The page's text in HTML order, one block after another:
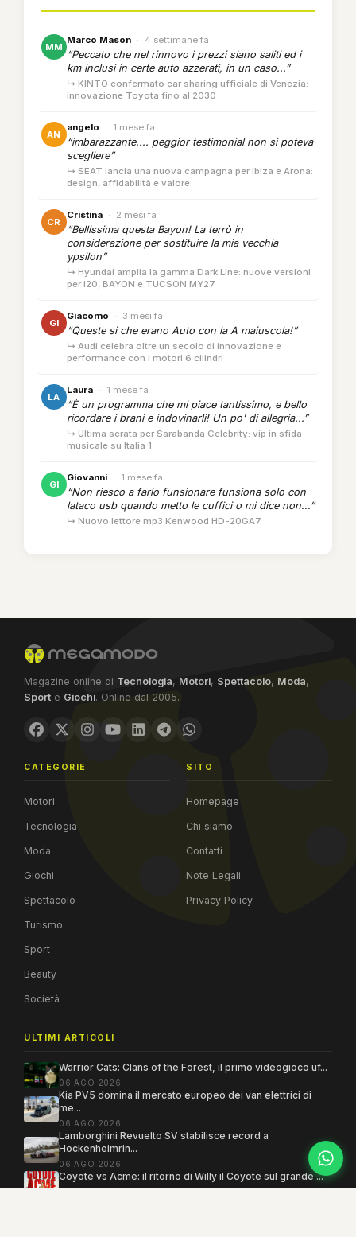
MM
Marco Mason · 4 settimane fa
“Peccato che nel rinnovo i prezzi siano saliti ed i
km inclusi in certe auto azzerati, in un caso...”
↳ KINTO confermato car sharing ufficiale di Venezia:
innovazione Toyota fino al 2030
AN
angelo · 1 mese fa
“imbarazzante.... peggior testimonial non si poteva
scegliere”
↳ SEAT lancia una nuova campagna per Ibiza e Arona:
design, affidabilità e valore
CR
Cristina · 2 mesi fa
“Bellissima questa Bayon! La terrò in
considerazione per sostituire la mia vecchia
ypsilon”
↳ Hyundai amplia la gamma Dark Line: nuove versioni
per i20, BAYON e TUCSON MY27
GI
Giacomo · 3 mesi fa
“Queste si che erano Auto con la A maiuscola!”
↳ Audi celebra oltre un secolo di innovazione e
performance con i motori 6 cilindri
LA
Laura · 1 mese fa
“È un programma che mi piace tantissimo, e bello
ricordare i brani e indovinarli! Un po' di allegria...”
↳ Ultima serata per Sarabanda Celebrity: vip in sfida
musicale su Italia 1
GI
Giovanni · 1 mese fa
“Non riesco a farlo funsionare funsiona solo con
lataco usb quando metto le cuffici o mi dice non...”
↳ Nuovo lettore mp3 Kenwood HD-20GA7
Magazine online di Tecnologia, Motori, Spettacolo, Moda,
Sport e Giochi. Online dal 2005.
CATEGORIE
Motori
Tecnologia
Moda
Giochi
Spettacolo
Turismo
Sport
Beauty
Società
SITO
Homepage
Chi siamo
Contatti
Note Legali
Privacy Policy
ULTIMI ARTICOLI
Warrior Cats: Clans of the Forest, il primo videogioco uf...
06 AGO 2026
Kia PV5 domina il mercato europeo dei van elettrici di
me...
06 AGO 2026
Lamborghini Revuelto SV stabilisce record a
Hockenheimrin...
06 AGO 2026
Coyote vs Acme: il ritorno di Willy il Coyote sul grande ...
06 AGO 2026